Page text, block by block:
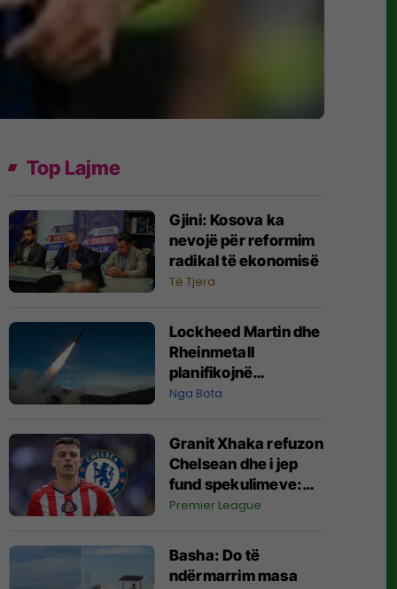
Top Lajme
Gjini: Kosova ka
nevojë për reformim
radikal të ekonomisë
Të Tjera
Lockheed Martin dhe
Rheinmetall
planifikojnë
prodhimin e parë të
Evropë
Nga Bota
Granit Xhaka refuzon
Chelsean dhe i jep
fund spekulimeve:
Dua të bëj histori me
Premier League
Basha: Do të
ndërmarrim masa